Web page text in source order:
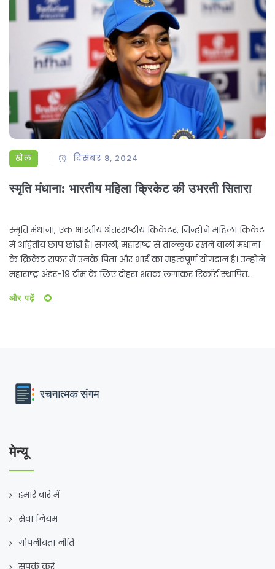
खेल दिसंबर 8, 2024
स्मृति मंधाना: भारतीय महिला क्रिकेट की उभरती सितारा
स्मृति मंधाना, एक भारतीय अंतरराष्ट्रीय क्रिकेटर, जिन्होंने महिला क्रिकेट
में अद्वितीय छाप छोड़ी है। संगली, महाराष्ट्र से ताल्लुक रखने वाली मंधाना
के क्रिकेट सफर में उनके पिता और भाई का महत्वपूर्ण योगदान है। उन्होंने
महाराष्ट्र अंडर-19 टीम के लिए दोहरा शतक लगाकर रिकॉर्ड स्थापित
अहम भूमिका निभाई।
और पढ़ें
मेन्यू
हमारे बारे में
सेवा नियम
गोपनीयता नीति